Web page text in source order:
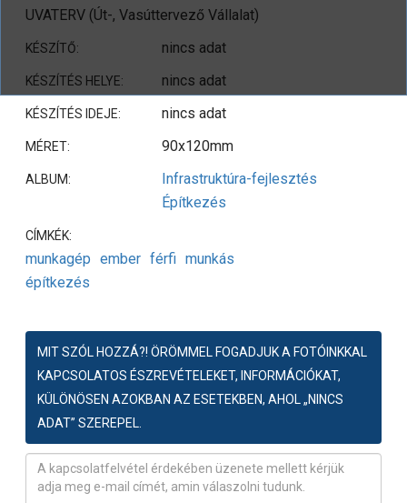
UVATERV (Út-, Vasúttervező Vállalat)
KÉSZÍTŐ: nincs adat
KÉSZÍTÉS HELYE: nincs adat
KÉSZÍTÉS IDEJE: nincs adat
MÉRET: 90x120mm
ALBUM:
Infrastruktúra-fejlesztés
Építkezés
CÍMKÉK:
munkagép ember férfi munkás
építkezés
MIT SZÓL HOZZÁ?! ÖRÖMMEL FOGADJUK A FOTÓINKKAL
KAPCSOLATOS ÉSZREVÉTELEKET, INFORMÁCIÓKAT,
KÜLÖNÖSEN AZOKBAN AZ ESETEKBEN, AHOL „NINCS
ADAT” SZEREPEL.